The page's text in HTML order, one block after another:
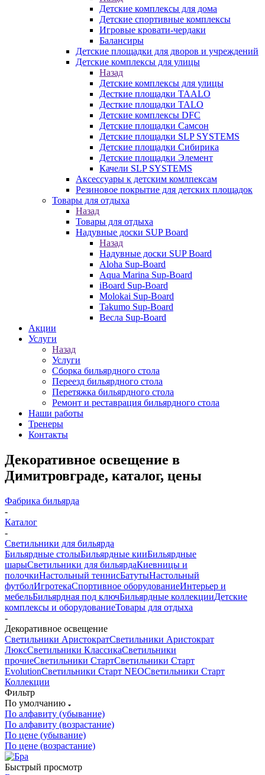
Детские комплексы для дома
Детские спортивные комплексы
Игровые кровати-чердаки
Балансиры
Детские площадки для дворов и учреждений
Детские комплексы для улицы
Назад
Детские комплексы для улицы
Десткие площадки TAALO
Десткие площадки TALO
Детские комплексы DFC
Детские площадки Самсон
Детские площадки SLP SYSTEMS
Детские площадки Сибирика
Детские площадки Элемент
Качели SLP SYSTEMS
Аксессуары к детским комлпексам
Резиновое покрытие для детских площадок
Товары для отдыха
Назад
Товары для отдыха
Надувные доски SUP Board
Назад
Надувные доски SUP Board
Aloha Sup-Board
Aqua Marina Sup-Board
iBoard Sup-Board
Molokai Sup-Board
Takumo Sup-Board
Весла Sup-Board
Акции
Услуги
Назад
Услуги
Сборка бильярдного стола
Переезд бильярдного стола
Перетяжка бильярдного стола
Ремонт и реставрация бильярдного стола
Наши работы
Тренеры
Контакты
Декоративное освещение в
Димитровграде, каталог, цены
Фабрика бильярда
-
Каталог
-
Светильники для бильярда
Бильярдные столыБильярдные кииБильярдные
шарыСветильники для бильярдаКиевницы и
полочкиНастольный теннисБатутыНастольный
футболИгротекаСпортивное оборудованиеИнтерьер и
мебельБильярдная под ключБильярдные коллекцииДетские
комплексы и оборудованиеТовары для отдыха
-
Декоративное освещение
Светильники АристократСветильники Аристократ
ЛюксСветильники КлассикаСветильники
прочиеСветильники СтартСветильники Старт
EvolutionСветильники Старт NEOСветильники Старт
Коллекции
Фильтр
По умолчанию
По алфавиту (убывание)
По алфавиту (возрастание)
По цене (убывание)
По цене (возрастание)
Быстрый просмотр